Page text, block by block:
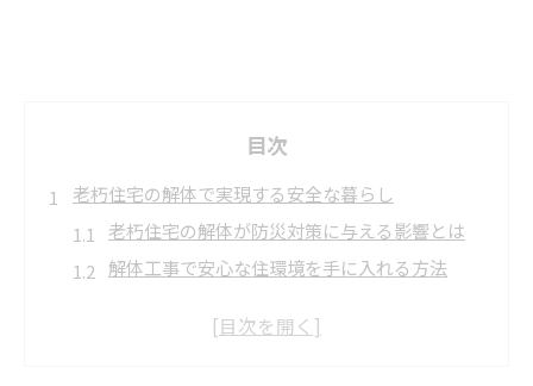
目次
老朽住宅の解体で実現する安全な暮らし
老朽住宅の解体が防災対策に与える影響とは
解体工事で安心な住環境を手に入れる方法
東京都で信頼できる解体業者の選び方